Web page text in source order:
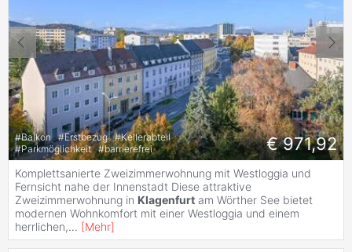
#Balkon #Erstbezug #Kellerabteil
#Parkmöglichkeit #barrierefrei € 971,92
Komplettsanierte Zweizimmerwohnung mit Westloggia und
Fernsicht nahe der Innenstadt Diese attraktive
Zweizimmerwohnung in Klagenfurt am Wörther See bietet
modernen Wohnkomfort mit einer Westloggia und einem
herrlichen,... [Mehr]